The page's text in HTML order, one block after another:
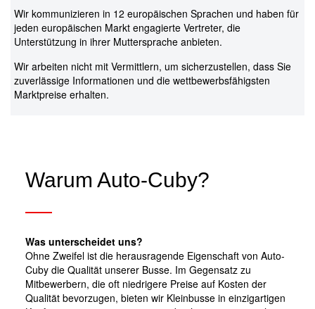
Wir kommunizieren in 12 europäischen Sprachen und haben für
jeden europäischen Markt engagierte Vertreter, die
Unterstützung in ihrer Muttersprache anbieten.
Wir arbeiten nicht mit Vermittlern, um sicherzustellen, dass Sie
zuverlässige Informationen und die wettbewerbsfähigsten
Marktpreise erhalten.
Warum Auto-Cuby?
Was unterscheidet uns?
Ohne Zweifel ist die herausragende Eigenschaft von Auto-
Cuby die Qualität unserer Busse. Im Gegensatz zu
Mitbewerbern, die oft niedrigere Preise auf Kosten der
Qualität bevorzugen, bieten wir Kleinbusse in einzigartigen